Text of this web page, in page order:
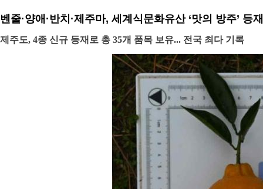
벤줄·양애·반치·제주마, 세계식문화유산 ‘맛의 방주’ 등재
제주도, 4종 신규 등재로 총 35개 품목 보유... 전국 최다 기록